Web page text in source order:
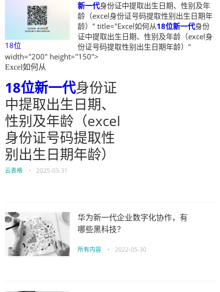
18位
新一代身份证中提取出生日期、性别及年
龄（excel身份证号码提取性别出生日期年
龄）" title="Excel如何从18位新一代身份
证中提取出生日期、性别及年龄（excel身
份证号码提取性别出生日期年龄）"
width="200" height="150">
Excel如何从
18位新一代身份证
中提取出生日期、
性别及年龄（excel
身份证号码提取性
别出生日期年龄）
云表格 • 2025-03-31
华为新一代企业数字化协作，有
哪些黑科技？
所有内容 • 2022-05-30